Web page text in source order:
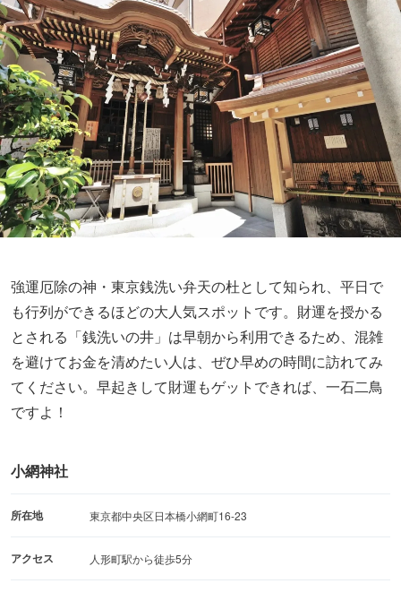
強運厄除の神・東京銭洗い弁天の杜として知られ、平日で
も行列ができるほどの大人気スポットです。財運を授かる
とされる「銭洗いの井」は早朝から利用できるため、混雑
を避けてお金を清めたい人は、ぜひ早めの時間に訪れてみ
てください。早起きして財運もゲットできれば、一石二鳥
ですよ！
小網神社
所在地 東京都中央区日本橋小網町16-23
アクセス 人形町駅から徒歩5分